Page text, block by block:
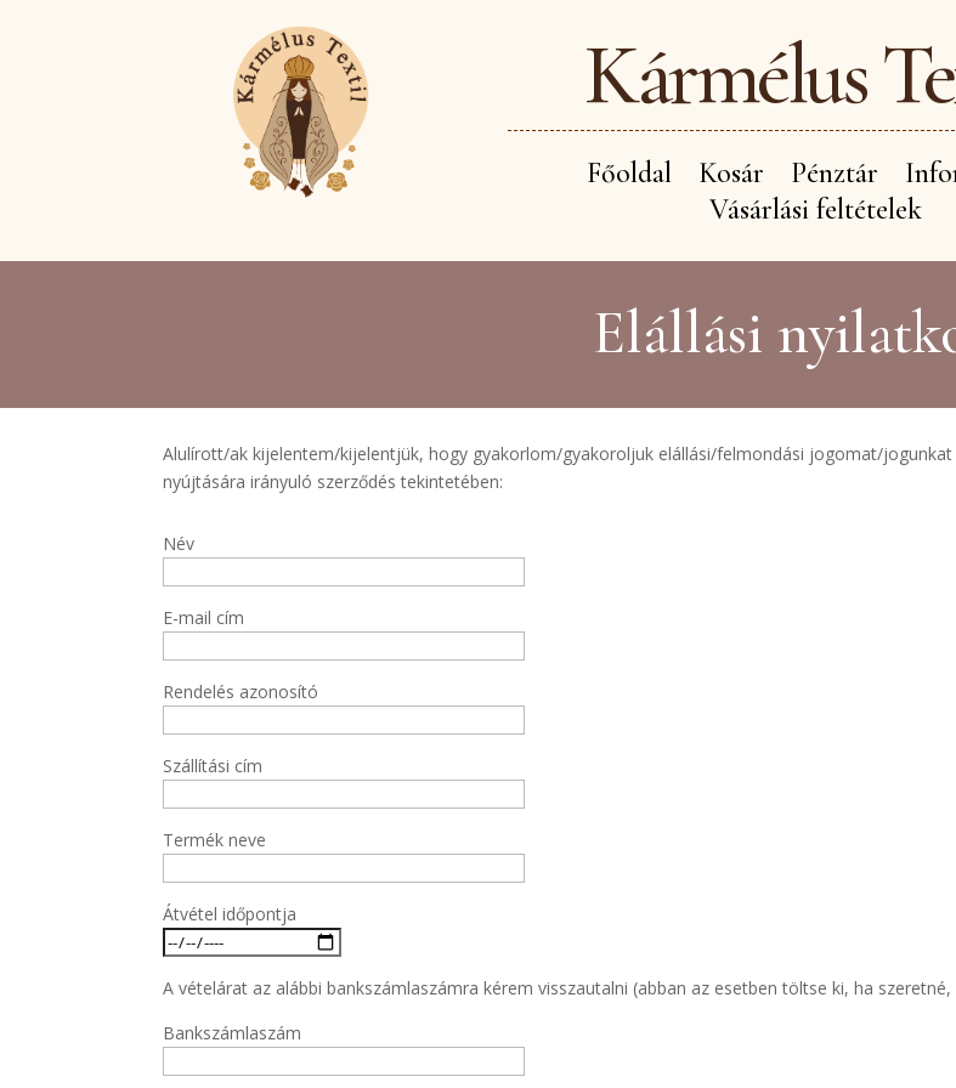
Kármélus
Főoldal Kosár Pénztár
Vásárlási feltételek
Elállási
Alulírott/ak kijelentem/kijelentjük, hogy gyakorlom/gyakoroljuk elállási/felmondási jogomat/
nyújtására irányuló szerződés tekintetében:
Név
E-mail cím
Rendelés azonosító
Szállítási cím
Termék neve
Átvétel időpontja
A vételárat az alábbi bankszámlaszámra kérem visszautalni (abban az esetben töltse ki, ha
Bankszámlaszám